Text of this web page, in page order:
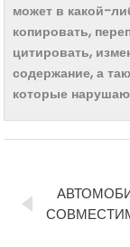
может в какой-
копировать,
цитировать,
содержание, а
которые